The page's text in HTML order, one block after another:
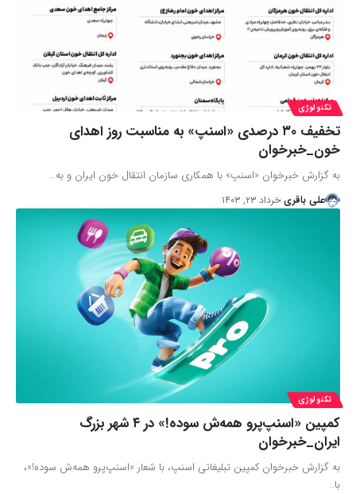
تکنولوژی
تخفیف ۳۰ درصدی «اسنپ» به مناسبت روز اهدای
خون_خبرخوان
به گزارش خبرخوان «اسنپ» با همکاری سازمان انتقال خون ایران و به…
علی باقری خرداد ۲۳, ۱۴۰۳
تکنولوژی
کمپین «اسنپ‌پرو همه‌ش سوده!» در ۴ شهر بزرگ
ایران_خبرخوان
به گزارش خبرخوان کمپین تبلیغاتی اسنپ، با شعار «اسنپ‌پرو همه‌ش سوده!»،
با…